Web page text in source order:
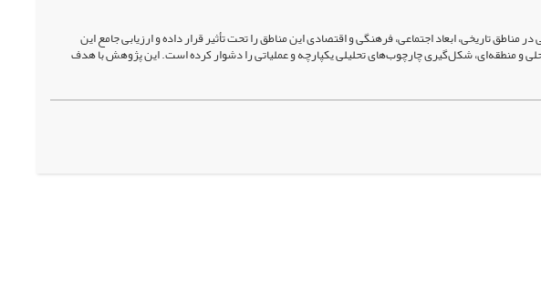
تاریخی، ابعاد اجتماعی، فرهنگی و اقتصادی این مناطق را تحت تأثیر قرار داده و ارزیابی جامع این
و منطقه‌ای، شکل‌گیری چارچوب‌های تحلیلی یکپارچه و عملیاتی را دشوار کرده است. این پژوهش با هدف